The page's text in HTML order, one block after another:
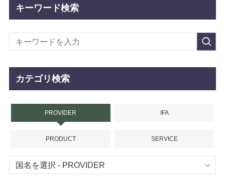
キーワード検索
カテゴリ検索
PROVIDER IFA
PRODUCT SERVICE